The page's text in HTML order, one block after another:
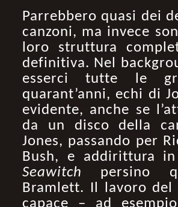
Parrebbero quasi dei
canzoni, ma invece
loro struttura
definitiva. Nel
esserci tutte le
quarant’anni, echi di
evidente, anche se
da un disco della
Jones, passando per
Bush, e addirittura
Seawitch persino
Bramlett. Il lavoro
capace – ad